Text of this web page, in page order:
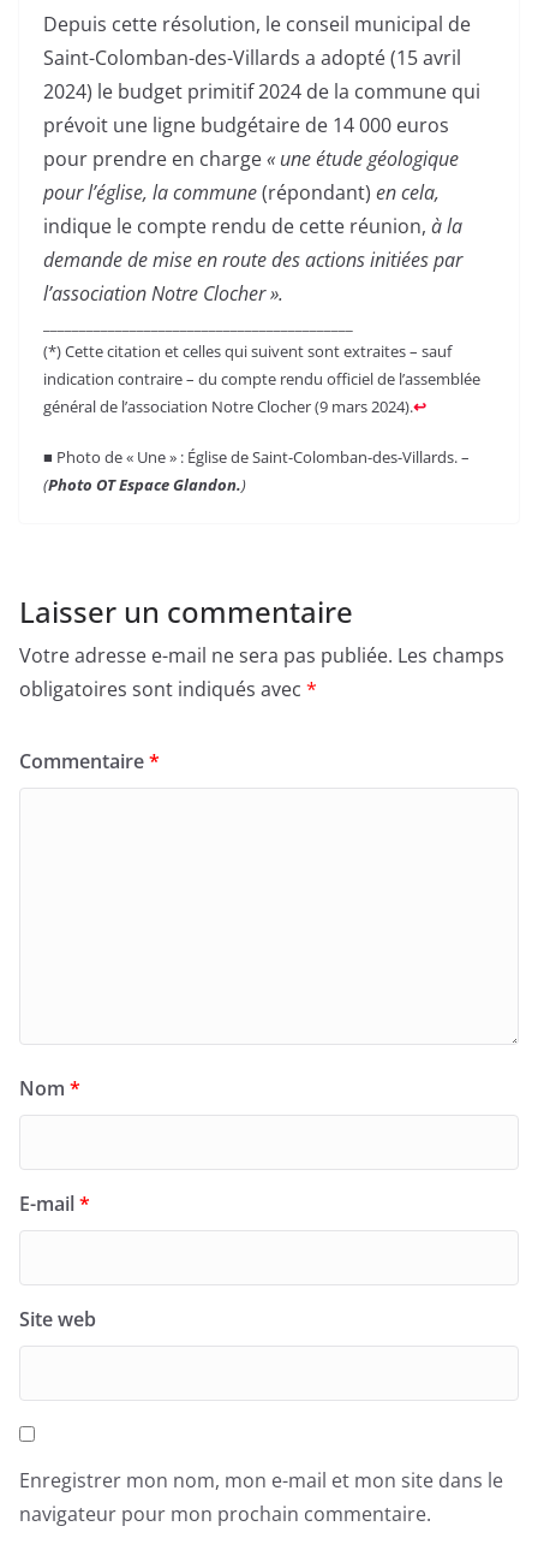
Depuis cette résolution, le conseil municipal de
Saint-Colomban-des-Villards a adopté (15 avril
2024) le budget primitif 2024 de la commune qui
prévoit une ligne budgétaire de 14 000 euros
pour prendre en charge« uneétude géologique
pour l’église, la commune(répondant) en cela,
indique le compte rendu de cette réunion, à la
demande de mise en route des actions initiées par
l’association Notre Clocher ».
(*) Cette citation et celles qui suivent sont extraites – sauf
indication contraire – du compte rendu officiel de l’assemblée
général de l’association Notre Clocher (9 mars 2024).↩︎
■ Photo de « Une » : Église de Saint-Colomban-des-Villards. –
(Photo OT Espace Glandon.)
Laisser un commentaire
Votre adresse e-mail ne sera pas publiée. Les champs
obligatoires sont indiqués avec *
Commentaire*
Nom *
E-mail*
Site web
Enregistrer mon nom, mon e-mail et mon site dans le
navigateur pour mon prochain commentaire.